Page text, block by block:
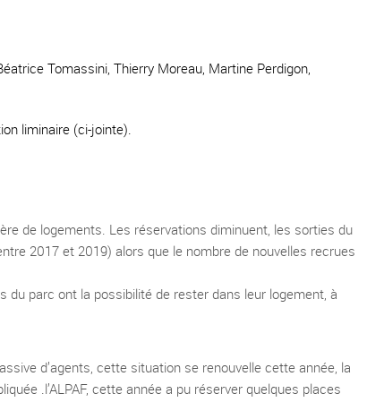
Tomassini, Thierry Moreau, Martine Perdigon,
liminaire (ci-jointe).
de logements. Les réservations diminuent, les sorties du
2017 et 2019) alors que le nombre de nouvelles recrues
parc ont la possibilité de rester dans leur logement, à
d’agents, cette situation se renouvelle cette année, la
.l’ALPAF, cette année a pu réserver quelques places